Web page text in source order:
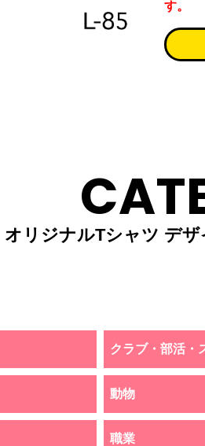
す。
オリジナルTシャツ デ
クラブ・部活・
動物
職業